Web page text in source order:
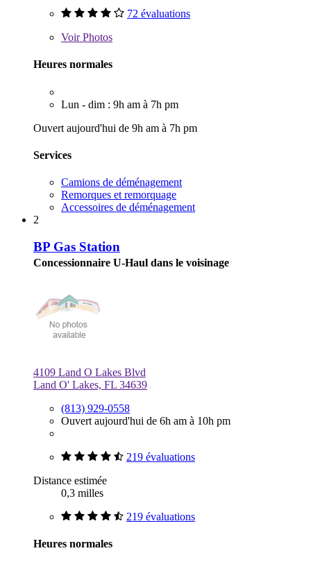
72 évaluations
VoirPhotos
Heures normales
Lun - dim : 9h am à 7h pm
Ouvert aujourd'hui de 9h am à 7h pm
Services
Camions de déménagement
Remorques et remorquage
Accessoires de déménagement
2
BP Gas Station
Concessionnaire U-Haul dans le voisinage
4109 Land O Lakes Blvd
Land O' Lakes, FL 34639
(813) 929-0558
Ouvert aujourd'hui de 6h am à 10h pm
219 évaluations
Distance estimée
0,3 milles
219 évaluations
Heures normales